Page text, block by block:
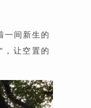
一间新生的
让空置的